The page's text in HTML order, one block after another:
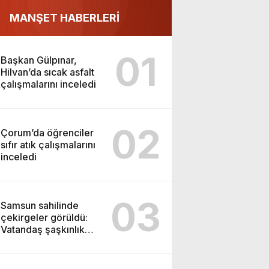
MANŞET HABERLERİ
Başkan Gülpınar,
Hilvan’da sıcak asfalt
çalışmalarını inceledi
01
Çorum’da öğrenciler
sıfır atık çalışmalarını
inceledi
02
Samsun sahilinde
çekirgeler görüldü:
Vatandaş şaşkınlık
03